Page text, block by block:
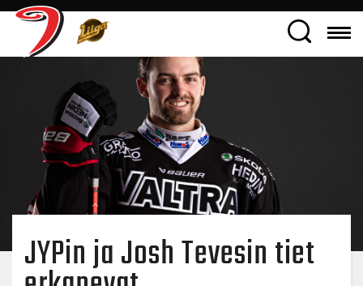
JYPin ja Josh Tevesin tiet